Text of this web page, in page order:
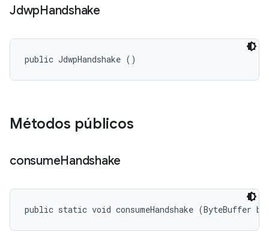
JdwpHandshake
public JdwpHandshake ()
Métodos públicos
consumeHandshake
public static void consumeHandshake (ByteBuffer